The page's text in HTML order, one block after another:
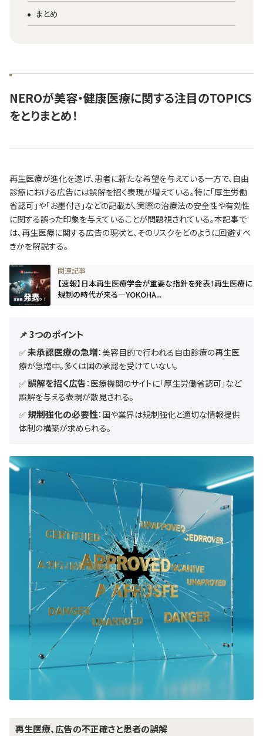
まとめ
NEROが美容・健康医療に関する注目のTOPICS
をとりまとめ！
再生医療が進化を遂げ、患者に新たな希望を与えている一方で、自由
診療における広告には誤解を招く表現が増えている。特に「厚生労働
省認可」や「お墨付き」などの記載が、実際の治療法の安全性や有効性
に関する誤った印象を与えていることが問題視されている。本記事で
は、再生医療に関する広告の現状と、そのリスクをどのように回避すべ
きかを解説する。
【速報】日本再生医療学会が重要な指針を発表！再生医療に
規制の時代が来る—YOKOHA...
📌3つのポイント
✅未承認医療の急増：美容目的で行われる自由診療の再生医
療が急増中。多くは国の承認を受けていない。
✅誤解を招く広告：医療機関のサイトに「厚生労働省認可」など
誤解を与える表現が散見される。
✅規制強化の必要性：国や業界は規制強化と適切な情報提供
体制の構築が求められる。
再生医療、広告の不正確さと患者の誤解